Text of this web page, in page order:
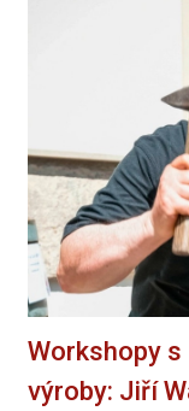
Workshopy
výroby: Jiří